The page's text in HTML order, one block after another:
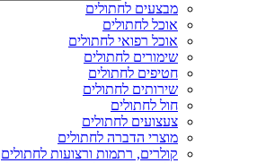
מבצעים לחתולים
אוכל לחתולים
אוכל רפואי לחתולים
שימורים לחתולים
חטיפים לחתולים
שירותים לחתולים
חול לחתולים
צעצועים לחתולים
מוצרי הדברה לחתולים
קולרים, רתמות ורצועות לחתולים